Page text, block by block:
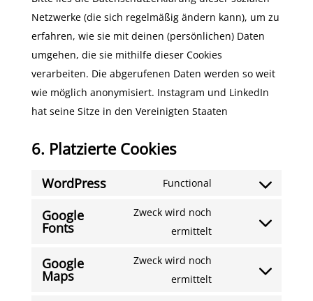
Netzwerke (die sich regelmäßig ändern kann), um zu
erfahren, wie sie mit deinen (persönlichen) Daten
umgehen, die sie mithilfe dieser Cookies
verarbeiten. Die abgerufenen Daten werden so weit
wie möglich anonymisiert. Instagram und LinkedIn
hat seine Sitze in den Vereinigten Staaten
6. Platzierte Cookies
WordPress Functional
Google
Fonts
Zweck wird noch
ermittelt
Google
Maps
Zweck wird noch
ermittelt